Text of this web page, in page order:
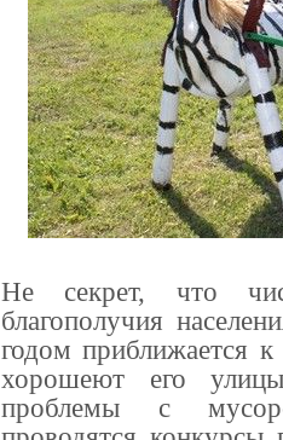
Не секрет, что
благополучия
годом приближается к
хорошеют его
проблемы с